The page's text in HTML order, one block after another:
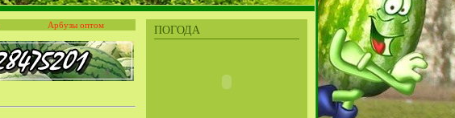
ПОГОДА
Арбузы оптом